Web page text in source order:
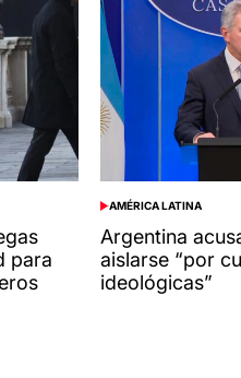
para
POSTED
IN
AMÉRICA LATINA
Argentina
aislarse “por
ideológicas”